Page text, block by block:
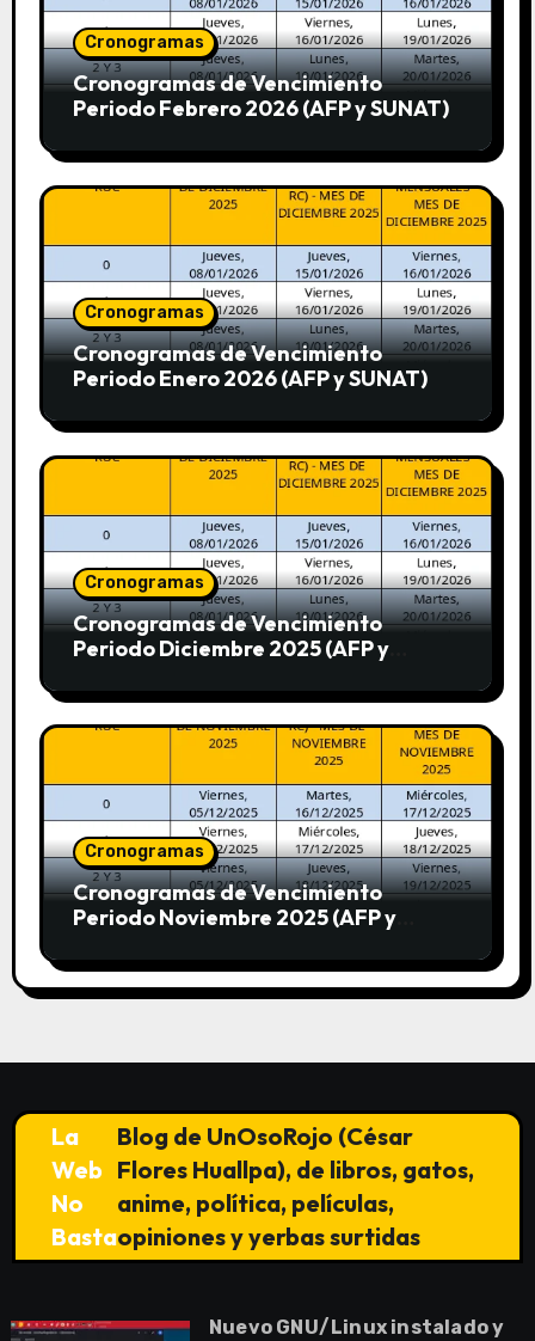
Cronogramas
Cronogramas de Vencimiento
Periodo Febrero 2026 (AFP y SUNAT)
Cronogramas
Cronogramas de Vencimiento
Periodo Enero 2026 (AFP y SUNAT)
Cronogramas
Cronogramas de Vencimiento
Periodo Diciembre 2025 (AFP y
Cronogramas
Cronogramas de Vencimiento
Periodo Noviembre 2025 (AFP y
La
Web
No
Basta
Blog de UnOsoRojo (César
Flores Huallpa), de libros, gatos,
anime, política, películas,
opiniones y yerbas surtidas
Nuevo GNU/Linux instalado y